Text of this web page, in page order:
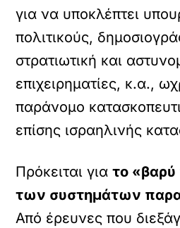
για να υποκλέπτει
πολιτικούς,
στρατιωτική και
επιχειρηματίες, κ.α.,
παράνομο
επίσης ισραηλινής
Πρόκειται γιατο «βαρύ
των συστημάτων
Από έρευνες που